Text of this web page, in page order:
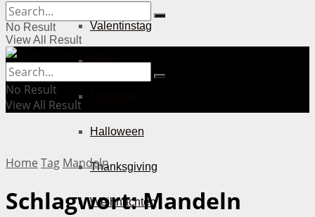
Valentinstag
Ostern
Halloween
Thanksgiving
Weihnachten
No Result
View All Result
No Result
View All Result
Home Tag Mandeln
Schlagwort:Mandeln